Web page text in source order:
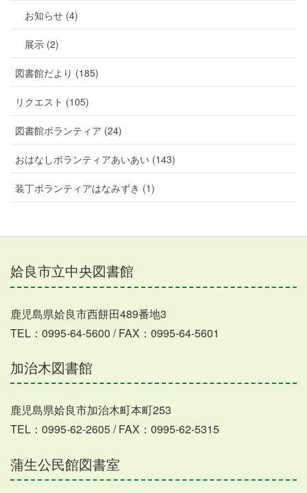
お知らせ (4)
展示 (2)
図書館だより (185)
リクエスト (105)
図書館ボランティア (24)
おはなしボランティアあいあい (143)
装丁ボランティアはなみずき (1)
姶良市立中央図書館
鹿児島県姶良市西餅田489番地3
TEL：0995-64-5600 / FAX：0995-64-5601
加治木図書館
鹿児島県姶良市加治木町本町253
TEL：0995-62-2605 / FAX：0995-62-5315
蒲生公民館図書室